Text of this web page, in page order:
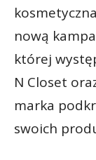
nową
której
N Closet
marka
swoich